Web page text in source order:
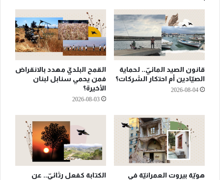
قانون الصيد المائيّ.. لحماية
الصيّادين أم احتكار الشركات؟
2026-08-04
القمح البلديّ مهدد بالانقراض
فمن يحمي سنابل لبنان
الأخيرة؟
2026-08-03
هويّة بيروت العمرانيّة في
الكتابة كفعل رثائيّ.. عن